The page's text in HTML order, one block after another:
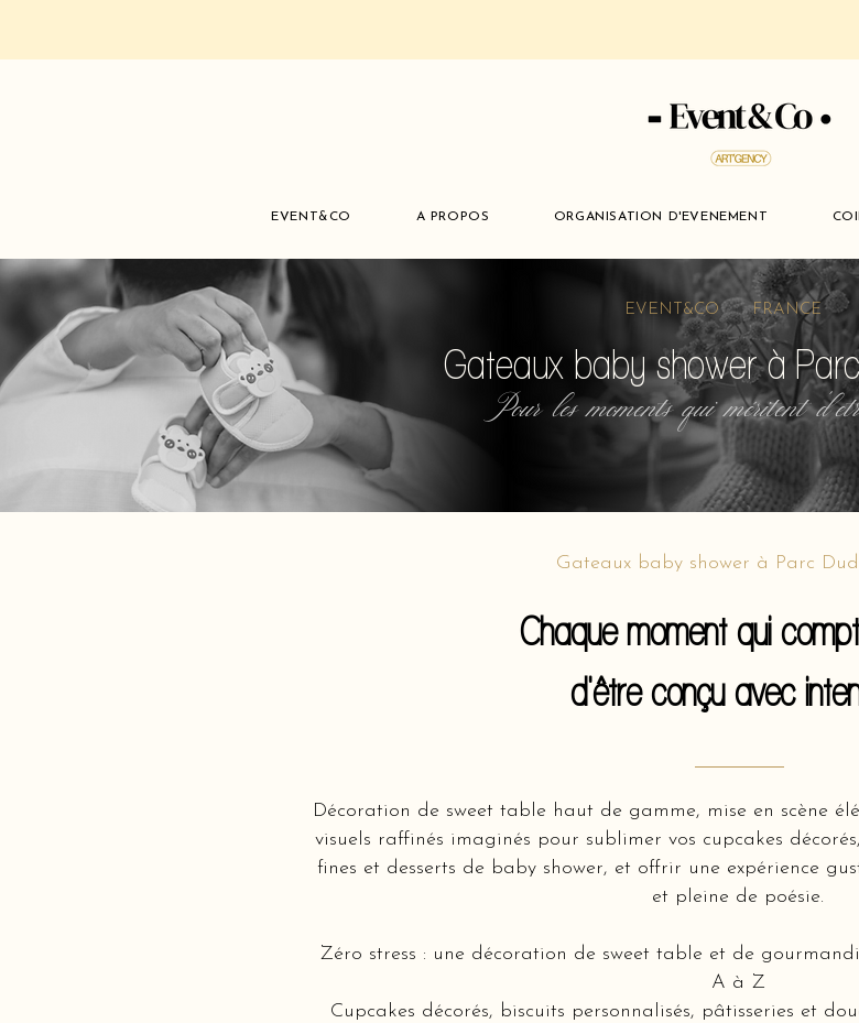
EVENT&CO A PROPOS ORGANISATION D'EVENEMENT
EVENT&CO FRANCE
Gateaux baby shower à
Pour les moments qui méritent
Gateaux baby shower à Parc
Chaque moment qui
d'être conçu avec
Décoration de sweet table haut de gamme, mise en scène
visuels raffinés imaginés pour sublimer vos cupcakes
fines et desserts de baby shower, et offrir une expérience
et pleine de poésie.
Zéro stress : une décoration de sweet table et de
A à Z
Cupcakes décorés, biscuits personnalisés, pâtisseries et